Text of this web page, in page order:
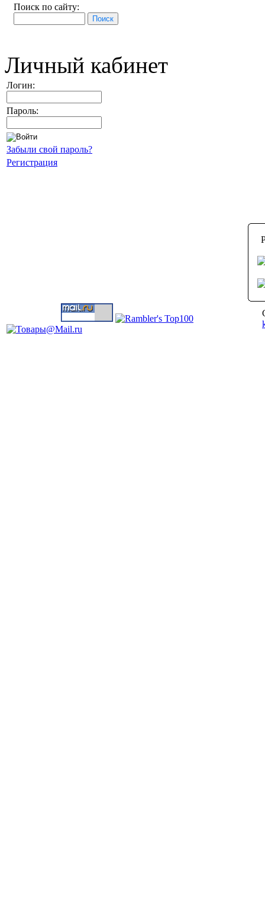
Поиск по сайту:
Личный кабинет
Логин:
Пароль:
Забыли свой пароль?
Регистрация